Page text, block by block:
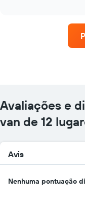
localizações
O
gráfico
tem
X
exibindo
de
Avaliações e
van de 12
Avis
Nenhuma pontuação